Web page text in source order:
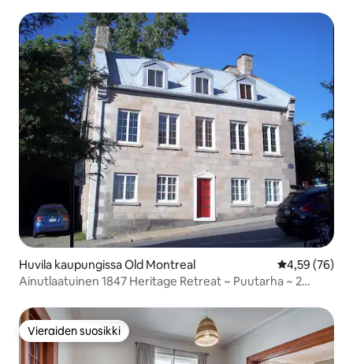
Huvila kaupungissa Old Montreal
4,59 (76)
Ainutlaatuinen 1847 Heritage Retreat ~ Puutarha ~ 2
Vieraiden suosikki
Vieraiden suosikki